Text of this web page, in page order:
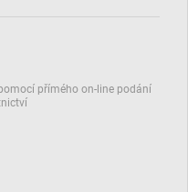
přímého on‑line podání